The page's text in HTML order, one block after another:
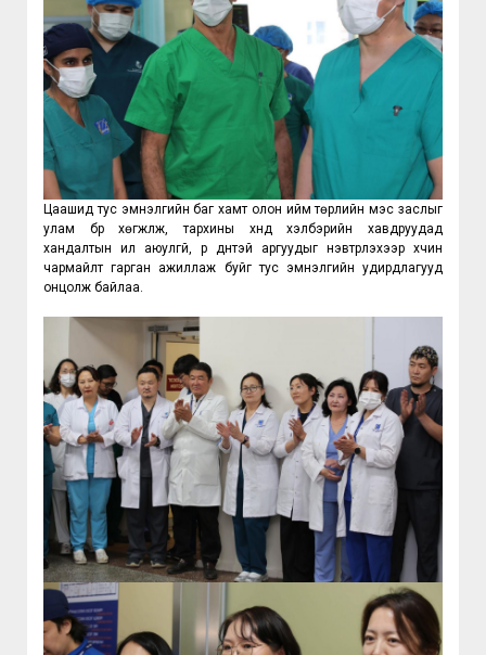
Цаашид тус эмнэлгийн баг хамт олон ийм төрлийн мэс заслыг
улам бүр хөгжүүлж, тархины хүнд хэлбэрийн хавдруудад
хандалтын илүү аюулгүй, үр дүнтэй аргуудыг нэвтрүүлэхээр хүчин
чармайлт гарган ажиллаж буйг тус эмнэлгийн удирдлагууд
онцолж байлаа.